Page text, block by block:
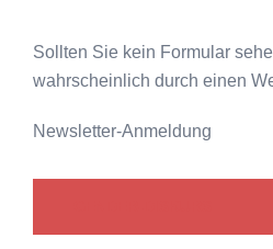
Sollten Sie kein Formular
wahrscheinlich durch einen
Newsletter-Anmeldung